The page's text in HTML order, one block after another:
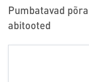
Pumbatavad
abitooted